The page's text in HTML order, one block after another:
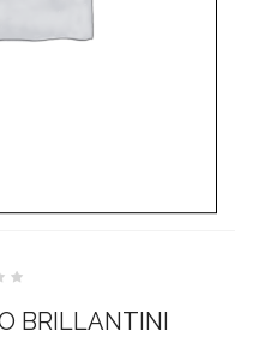
BRILLANTINI